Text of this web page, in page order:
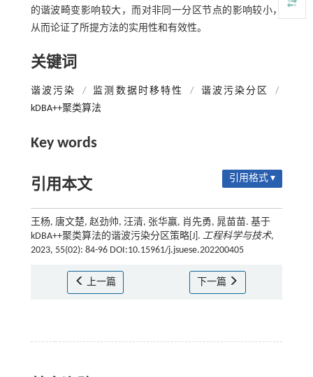
的谐波畸变影响较大，而对非同一分区节点的影响较小，
从而论证了所提方法的实用性和有效性。
关键词
谐波污染 / 监测数据时移特性 / 谐波污染分区
/
kDBA++聚类算法
Key words
引用本文 引用格式 ▾
王杨, 唐文楚, 赵劲帅, 汪清, 张华赢, 肖先勇, 晁苗苗. 基于
kDBA++聚类算法的谐波污染分区策略[J]. 工程科学与技术,
2023, 55(02): 84-96 DOI:10.15961/j.jsuese.202200405
上一篇 下一篇